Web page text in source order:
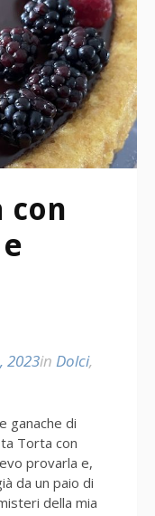
con
2023in Dolci,
ganache di
Torta con
provarla e,
da un paio di
della mia